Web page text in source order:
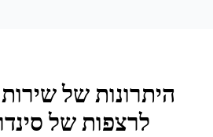
היתרונות של שירות
לרצפות של